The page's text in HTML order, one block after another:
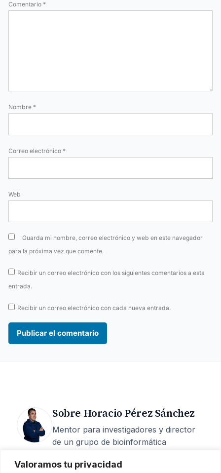
Valoramos tu privacidad
Comentario *
Nombre *
Correo electrónico *
Web
Guarda mi nombre, correo electrónico y web en este navegador
para la próxima vez que comente.
Recibir un correo electrónico con los siguientes comentarios a esta
entrada.
Recibir un correo electrónico con cada nueva entrada.
Sobre Horacio Pérez Sánchez
Mentor para investigadores y director
de un grupo de bioinformática
carrera, 200+ artículos, 6 M€